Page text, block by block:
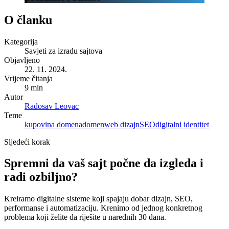
O članku
Kategorija
Savjeti za izradu sajtova
Objavljeno
22. 11. 2024.
Vrijeme čitanja
9 min
Autor
Radosav Leovac
Teme
kupovina domenadomenweb dizajnSEOdigitalni identitet
Sljedeći korak
Spremni da vaš sajt počne da izgleda i
radi ozbiljno?
Kreiramo digitalne sisteme koji spajaju dobar dizajn, SEO,
performanse i automatizaciju. Krenimo od jednog konkretnog
problema koji želite da riješite u narednih 30 dana.